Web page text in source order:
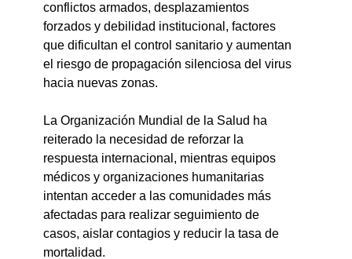
conflictos armados, desplazamientos
forzados y debilidad institucional, factores
que dificultan el control sanitario y aumentan
el riesgo de propagación silenciosa del virus
hacia nuevas zonas.
La Organización Mundial de la Salud ha
reiterado la necesidad de reforzar la
respuesta internacional, mientras equipos
médicos y organizaciones humanitarias
intentan acceder a las comunidades más
afectadas para realizar seguimiento de
casos, aislar contagios y reducir la tasa de
mortalidad.